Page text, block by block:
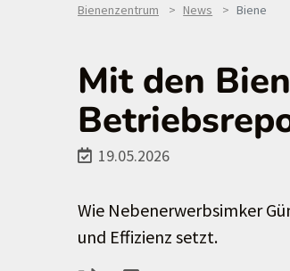
Bienenzentrum News Biene
Mit den
19.05.2026
Wie Nebenerwerbsimker
und Effizienz setzt.